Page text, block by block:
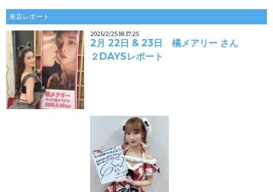
来店レポート
2025/2/25 18:37:25
2月 22日 & 23日 橘メアリー さん
２DAYSレポート